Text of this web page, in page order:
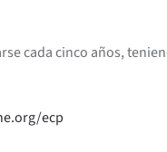
cada cinco años,
ecp